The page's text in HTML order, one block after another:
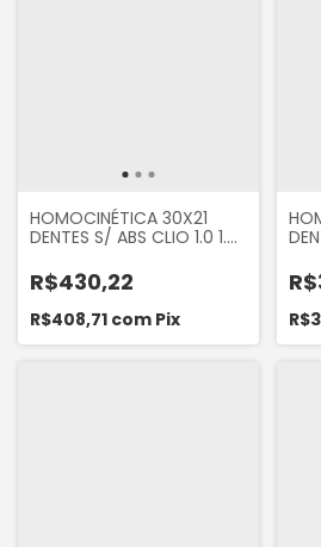
HOMOCINÉTICA 30X21
DENTES S/ ABS CLIO 1.0 1.6
SANDERO LOGAN 2007 A
2012 SYMBOL 1.6 16V
R$430,22
R$408,71 com Pix